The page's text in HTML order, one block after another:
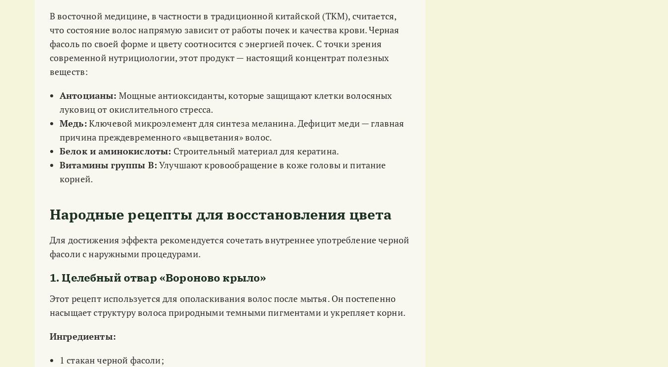
В восточной медицине, в частности в традиционной китайской (ТКМ), считается,
что состояние волос напрямую зависит от работы почек и качества крови. Черная
фасоль по своей форме и цвету соотносится с энергией почек. С точки зрения
современной нутрициологии, этот продукт — настоящий концентрат полезных
веществ:
Антоцианы: Мощные антиоксиданты, которые защищают клетки волосяных
луковиц от окислительного стресса.
Медь: Ключевой микроэлемент для синтеза меланина. Дефицит меди — главная
причина преждевременного «выцветания» волос.
Белок и аминокислоты: Строительный материал для кератина.
Витамины группы B: Улучшают кровообращение в коже головы и питание
корней.
Народные рецепты для восстановления цвета
Для достижения эффекта рекомендуется сочетать внутреннее употребление черной
фасоли с наружными процедурами.
1. Целебный отвар «Вороново крыло»
Этот рецепт используется для ополаскивания волос после мытья. Он постепенно
насыщает структуру волоса природными темными пигментами и укрепляет корни.
Ингредиенты:
1 стакан черной фасоли;